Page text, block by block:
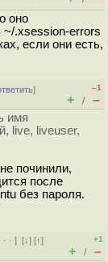
оно
~/.xsession-errors
если они есть,
]
–1
+ / –
имя
live, liveuser,
починили,
после
без пароля.
· ·][↓] [↑]
+1
+ / –